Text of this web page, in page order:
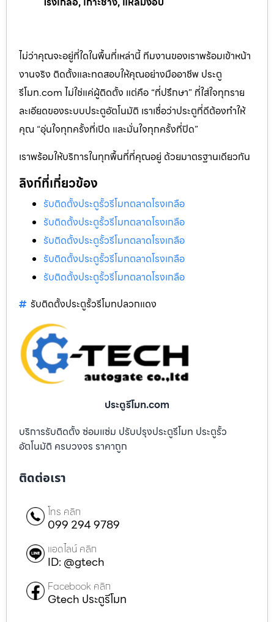
ไม่ว่าคุณจะอยู่ที่ใดในพื้นที่เหล่านี้ ทีมงานของเราพร้อมเข้าหน้า
งานจริง ติดตั้งและทดสอบให้คุณอย่างมืออาชีพ ประตู
รีโมท.com ไม่ใช่แค่ผู้ติดตั้ง แต่คือ “ที่ปรึกษา” ที่ใส่ใจทุกราย
ละเอียดของระบบประตูอัตโนมัติ เราเชื่อว่าประตูที่ดีต้องทำให้
คุณ “อุ่นใจทุกครั้งที่เปิด และมั่นใจทุกครั้งที่ปิด”
เราพร้อมให้บริการในทุกพื้นที่ที่คุณอยู่ ด้วยมาตรฐานเดียวกัน
ลิงก์ที่เกี่ยวข้อง
รับติดตั้งประตูรั้วรีโมทตลาดโรงเกลือ
รับติดตั้งประตูรั้วรีโมทตลาดโรงเกลือ
รับติดตั้งประตูรั้วรีโมทตลาดโรงเกลือ
รับติดตั้งประตูรั้วรีโมทตลาดโรงเกลือ
รับติดตั้งประตูรั้วรีโมทตลาดโรงเกลือ
รับติดตั้งประตูรั้วรีโมทปลวกแดง
ประตูรีโมท.com
บริการรับติดตั้ง ซ่อมแซ่ม ปรับปรุงประตูรีโมท ประตูรั้ว
อัตโนมัติ ครบวงจร ราคาถูก
ติดต่อเรา
โทร คลิก
099 294 9789
แอดไลน์ คลิก
ID: @gtech
Facebook คลิก
Gtech ประตูรีโมท